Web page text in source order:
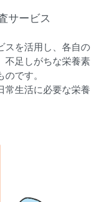
サービス
スを活用し、各自の
不足しがちな栄養素
です。
常生活に必要な栄養